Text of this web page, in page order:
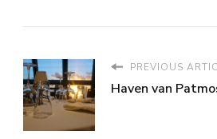
PREVIOUS
Haven van